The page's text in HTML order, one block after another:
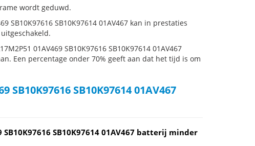
wordt geduwd.
SB10K97616 SB10K97614 01AV467 kan in prestaties
01AV469 SB10K97616 SB10K97614 01AV467
Een percentage onder 70% geeft aan dat het tijd is om
SB10K97616 SB10K97614 01AV467
SB10K97614 01AV467 batterij minder